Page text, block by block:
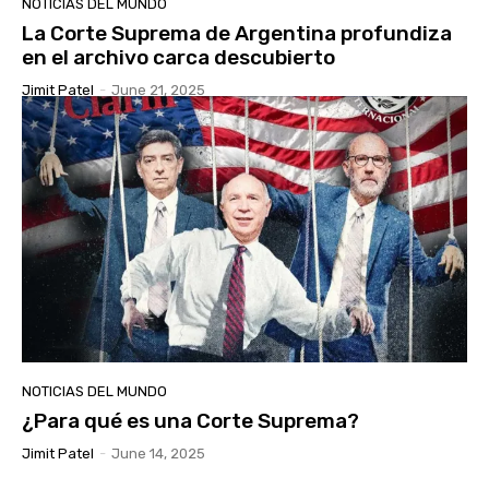
NOTICIAS DEL MUNDO
La Corte Suprema de Argentina profundiza
en el archivo carca descubierto
Jimit Patel - June 21, 2025
NOTICIAS DEL MUNDO
¿Para qué es una Corte Suprema?
Jimit Patel - June 14, 2025